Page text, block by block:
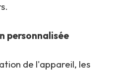
personnalisée
de l'appareil, les